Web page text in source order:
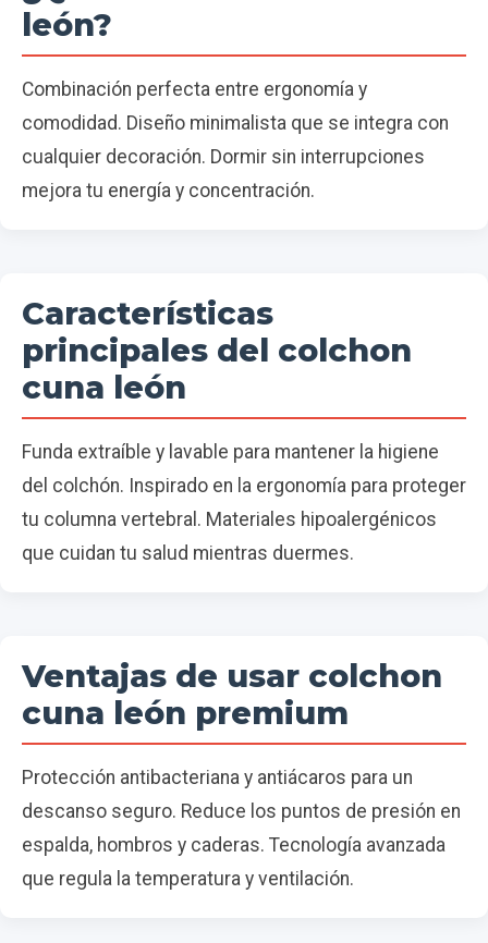
león?
Combinación perfecta entre ergonomía y
comodidad. Diseño minimalista que se integra con
cualquier decoración. Dormir sin interrupciones
mejora tu energía y concentración.
Características
principales del colchon
cuna león
Funda extraíble y lavable para mantener la higiene
del colchón. Inspirado en la ergonomía para proteger
tu columna vertebral. Materiales hipoalergénicos
que cuidan tu salud mientras duermes.
Ventajas de usar colchon
cuna león premium
Protección antibacteriana y antiácaros para un
descanso seguro. Reduce los puntos de presión en
espalda, hombros y caderas. Tecnología avanzada
que regula la temperatura y ventilación.